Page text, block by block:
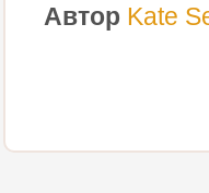
Автор Kate